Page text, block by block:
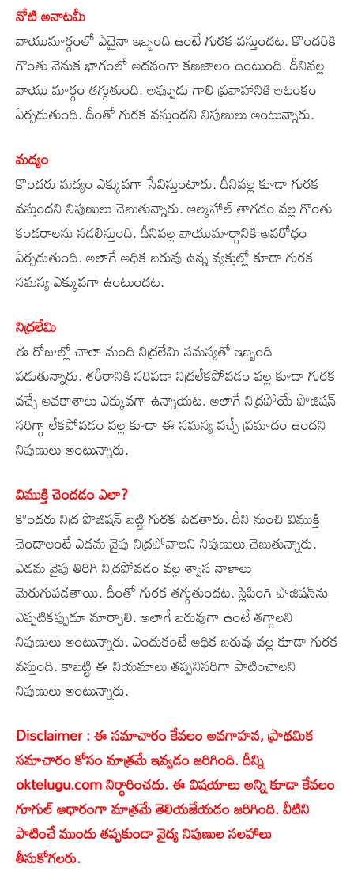
నోటి అనాటమీ
వాయుమార్గంలో ఏదైనా ఇబ్బంది ఉంటే గురక వస్తుందట. కొందరికి
గొంతు వెనుక భాగంలో అదనంగా కణజాలం ఉంటుంది. దీనివల్ల
వాయు మార్గం తగ్గుతుంది. అప్పుుడు గాలి ప్రవాహానికి ఆటంకం
ఏర్పడుతుంది. దీంతో గురక వస్తుందని నిపుణులు అంటున్నారు.
మద్యం
కొందరు మద్యం ఎక్కువగా సేవిస్తుంటారు. దీనివల్ల కూడా గురక
వస్తుందని నిపుణులు చెబుతున్నారు. ఆల్కహాల్ తాగడం వల్ల గొంతు
కండరాలను సడలిస్తుంది. దీనివల్ల వాయుమార్గానికి అవరోధం
ఏర్పడుతుంది. అలాగే అధిక బరువు ఉన్న వ్యక్తుల్లో కూడా గురక
సమస్య ఎక్కువగా ఉంటుందట.
నిద్రలేమి
ఈ రోజుల్లో చాలా మంది నిద్రలేమి సమస్యతో ఇబ్బంది
పడుతున్నారు. శరీరానికి సరిపడా నిద్రలేకపోవడం వల్ల కూడా గురక
వచ్చే అవకాశాలు ఎక్కువగా ఉన్నాయట. అలాగే నిద్రపోయే పొజిషన్
సరిగ్గా లేకపోవడం వల్ల కూడా ఈ సమస్య వచ్చే ప్రమాదం ఉందని
నిపుణులు అంటున్నారు.
విముక్తి చెందడం ఎలా?
కొందరు నిద్ర పొజిషన్ బట్టి గురక పెడతారు. దీని నుంచి విముక్తి
చెందాలంటే ఎడమ వైపు నిద్రపోవాలని నిపుణులు చెబుతున్నారు.
ఎడమ వైపు తిరిగి నిద్రపోవడం వల్ల శ్వాస నాళాలు
మెరుగుపడతాయి. దీంతో గురక తగ్గుతుందట. స్లిపింగ్ పొజిషన్‌ను
ఎప్పటికప్పుడూ మార్చాలి. అలాగే బరువుగా ఉంటే తగ్గాలని
నిపుణులు అంటున్నారు. ఎందుకంటే అధిక బరువు వల్ల కూడా గురక
వస్తుంది. కాబట్టి ఈ నియమాలు తప్పనిసరిగా పాటించాలని
నిపుణులు అంటున్నారు.
Disclaimer : ఈ సమాచారం కేవలం అవగాహన, ప్రాథమిక
సమాచారం కోసం మాత్రమే ఇవ్వడం జరిగింది. దీన్ని
oktelugu.com నిర్ధారించదు. ఈ విషయాలు అన్ని కూడా కేవలం
గూగుల్ ఆధారంగా మాత్రమే తెలియజేయడం జరిగింది. వీటిని
పాటించే ముందు తప్పకుండా వైద్య నిపుణుల సలహాలు
తీసుకోగలరు.